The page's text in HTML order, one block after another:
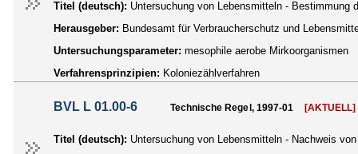
Titel (deutsch): Untersuchung von Lebensmitteln - Bestimmung
Herausgeber: Bundesamt für Verbraucherschutz und
Untersuchungsparameter: mesophile aerobe Mirkoorganismen
Verfahrensprinzipien: Koloniezählverfahren
BVL L 01.00-6 Technische Regel, 1997-01 [AKTUELL]
Titel (deutsch): Untersuchung von Lebensmitteln - Nachweis